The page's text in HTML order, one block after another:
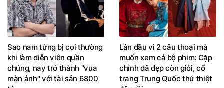
Sao nam từng bị coi thường
khi làm diễn viên quần
chúng, nay trở thành "vua
màn ảnh" với tài sản 6800
Lần đầu vì 2 câu thoại mà
muốn xem cả bộ phim: Cặp
chính đã đẹp còn giỏi, cổ
trang Trung Quốc thứ thiệt